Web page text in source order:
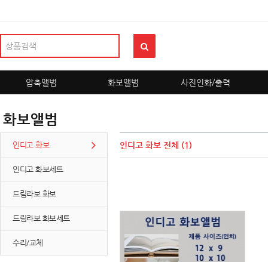
압축앨범 화보앨범 사진인화/출력
화보앨범
인디고 화보
인디고 화보세트
드림라보 화보
드림라보 화보세트
수리/교체
인디고 화보 전체 (1)